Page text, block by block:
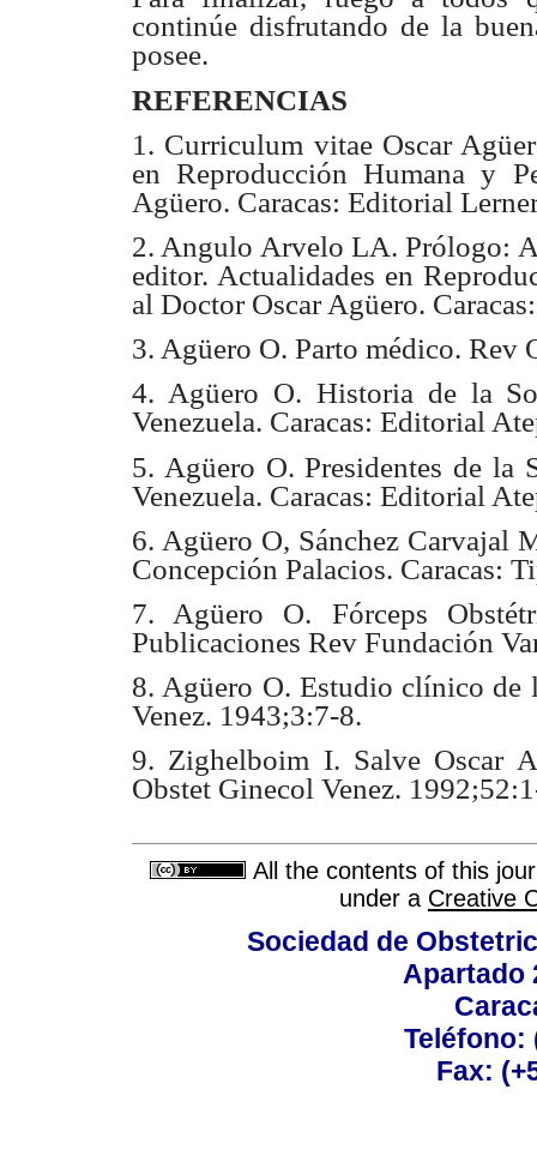
continúe disfrutando de la
posee.
REFERENCIAS
1. Curriculum vitae Oscar
en Reproducción Humana y
Agüero. Caracas: Editorial
2. Angulo Arvelo LA. Prólogo:
editor. Actualidades en
al Doctor Oscar Agüero.
3. Agüero O. Parto médico. Rev
4. Agüero O. Historia de la
Venezuela. Caracas: Editorial
5. Agüero O. Presidentes de la
Venezuela. Caracas: Editorial
6. Agüero O, Sánchez Carvajal
Concepción Palacios.
7. Agüero O. Fórceps
Publicaciones Rev Fundación
8. Agüero O. Estudio clínico
Venez. 1943;3:7-8.
9. Zighelboim I. Salve Oscar
Obstet Ginecol Venez.
All the contents of this
under a Creative
Sociedad de
Apartado
Teléfono:
Fax: